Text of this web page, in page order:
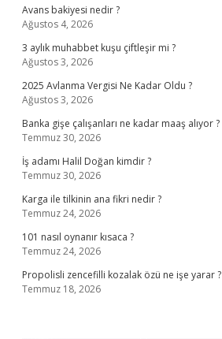
Avans bakiyesi nedir ?
Ağustos 4, 2026
3 aylık muhabbet kuşu çiftleşir mi ?
Ağustos 3, 2026
2025 Avlanma Vergisi Ne Kadar Oldu ?
Ağustos 3, 2026
Banka gişe çalışanları ne kadar maaş alıyor ?
Temmuz 30, 2026
İş adamı Halil Doğan kimdir ?
Temmuz 30, 2026
Karga ile tilkinin ana fikri nedir ?
Temmuz 24, 2026
101 nasıl oynanır kısaca ?
Temmuz 24, 2026
Propolisli zencefilli kozalak özü ne işe yarar ?
Temmuz 18, 2026